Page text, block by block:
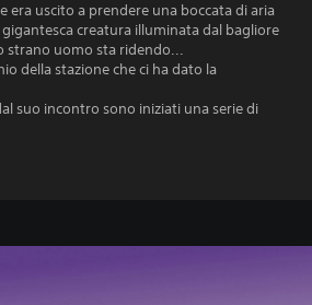
era uscito a prendere una boccata di aria
creatura illuminata dal bagliore
strano uomo sta ridendo...
della stazione che ci ha dato la
suo incontro sono iniziati una serie di